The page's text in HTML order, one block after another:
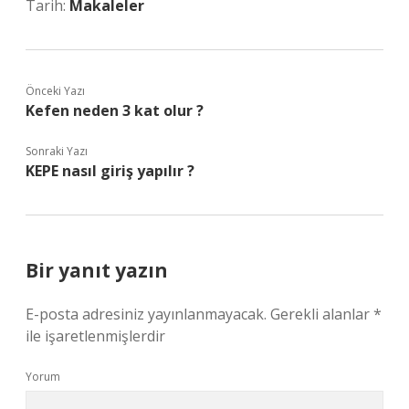
Tarih: Makaleler
Önceki Yazı
Kefen neden 3 kat olur ?
Sonraki Yazı
KEPE nasıl giriş yapılır ?
Bir yanıt yazın
E-posta adresiniz yayınlanmayacak. Gerekli alanlar*
ile işaretlenmişlerdir
Yorum